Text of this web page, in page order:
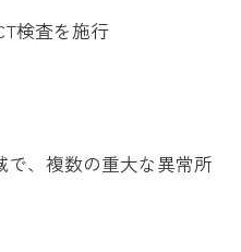
検査を施行
、複数の重大な異常所